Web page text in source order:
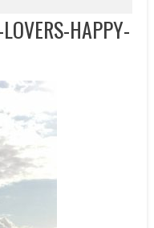
HAPPY-